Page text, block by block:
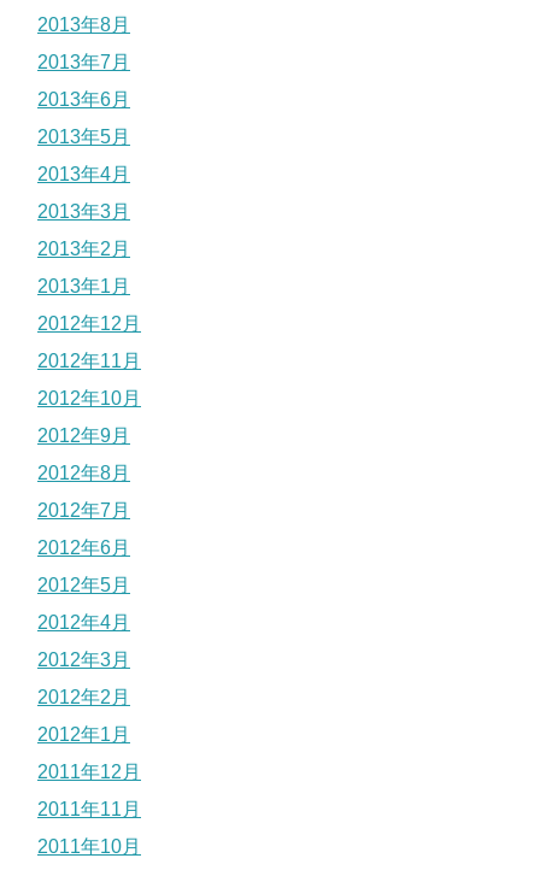
2013年8月
2013年7月
2013年6月
2013年5月
2013年4月
2013年3月
2013年2月
2013年1月
2012年12月
2012年11月
2012年10月
2012年9月
2012年8月
2012年7月
2012年6月
2012年5月
2012年4月
2012年3月
2012年2月
2012年1月
2011年12月
2011年11月
2011年10月